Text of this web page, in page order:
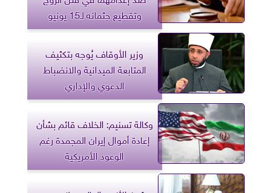
وتقطيع جثمانه لـ15 يونيو
وزير الأوقاف يُوجه بتكثيف
المتابعة الميدانية والانضباط
الدعوي والإداري
وكالة تسنيم: الخلاف قائم بشأن
إعادة أموال إيران المجمدة رغم
الوعود الأمريكية